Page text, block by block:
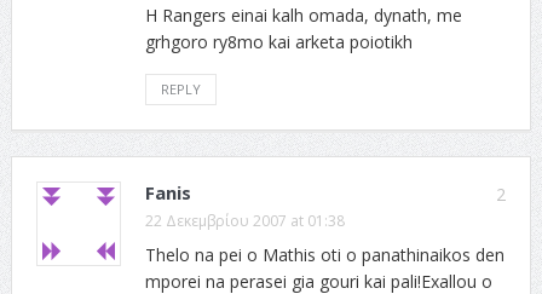
H Rangers einai kalh omada, dynath, me
grhgoro ry8mo kai arketa poiotikh
REPLY
2
Fanis
22 Δεκεμβρίου 2007 at 01:38
Thelo na pei o Mathis oti o panathinaikos den
mporei na perasei gia gouri kai pali!Exallou o